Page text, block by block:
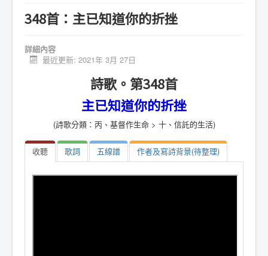
348首：主已知道你的折挫
詳細內容
最近更新: 2021年 3月 27日
詩歌。第348首
主已知道你的折挫
(詩歌分類：丙、基督作生命 > 十、信託的生活)
收聽 歌詞 五線譜 作者及寫詩背景(待整理)